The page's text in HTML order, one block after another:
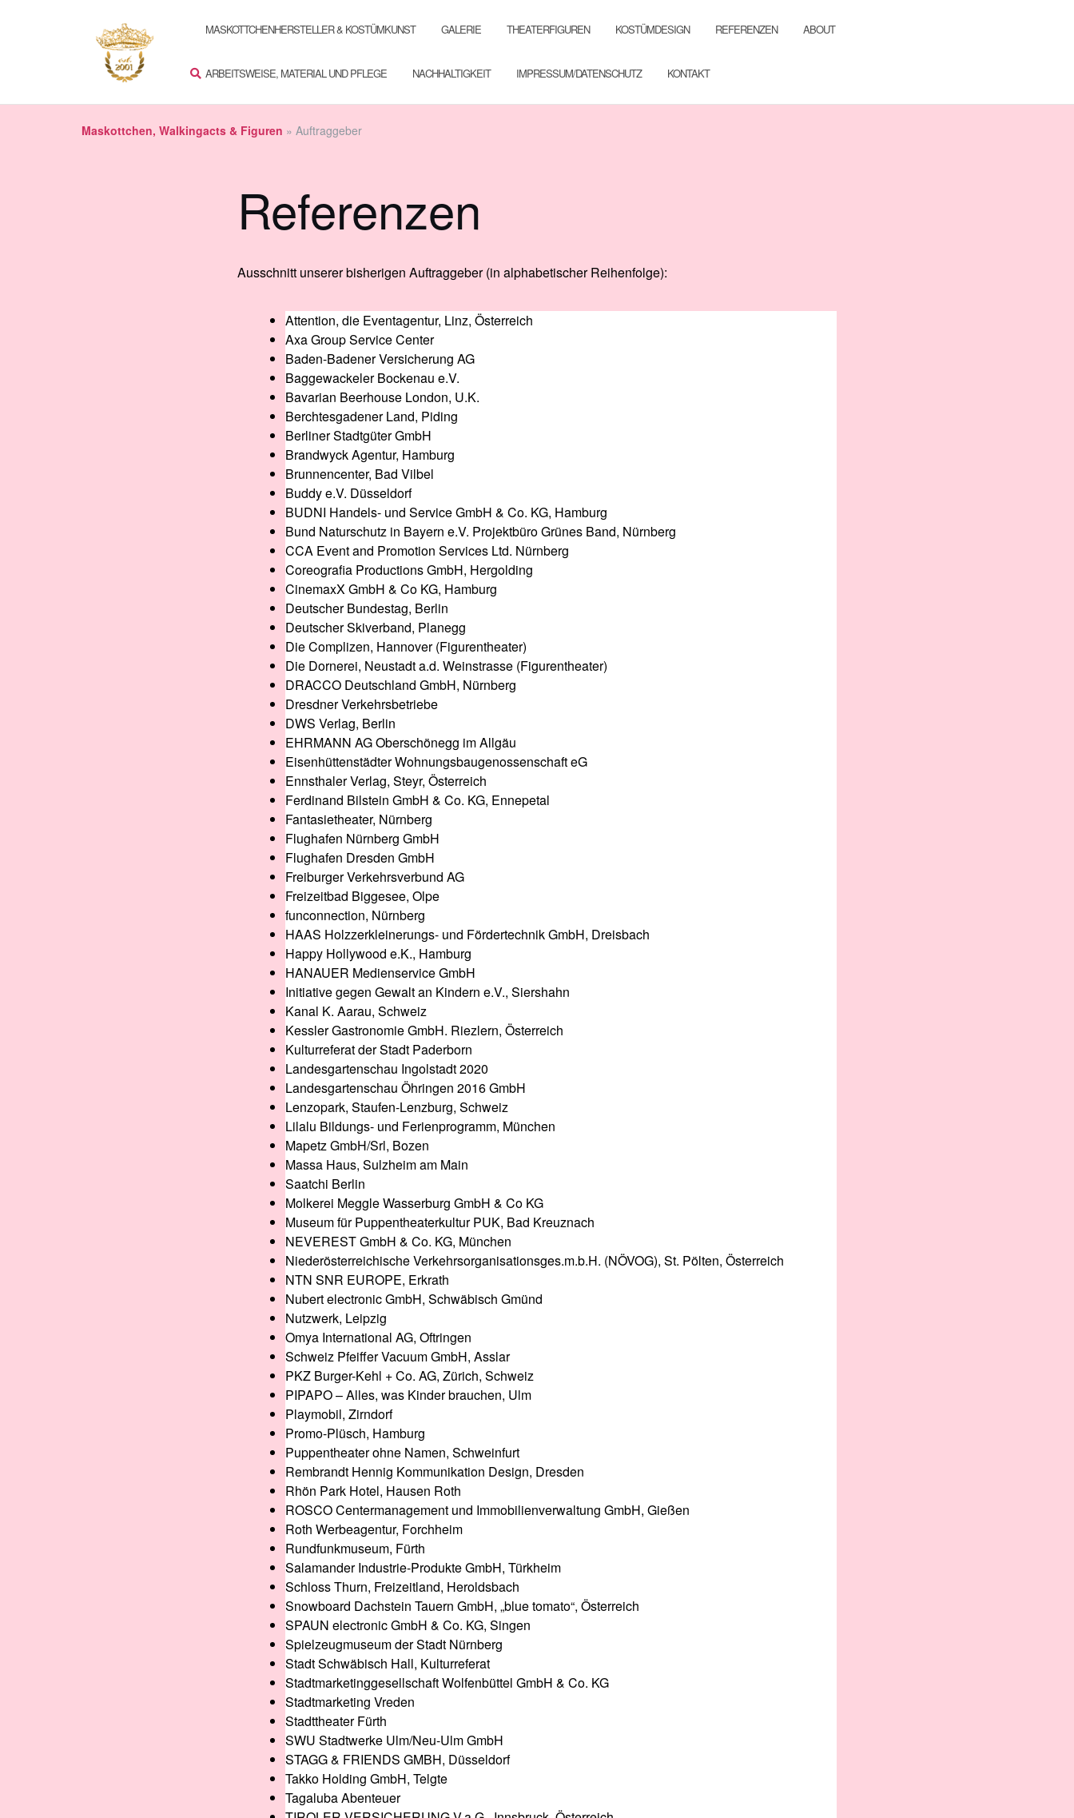
MASKOTTCHENHERSTELLER & KOSTÜMKUNST GALERIE THEATERFIGUREN KOSTÜMDESIGN REFERENZEN ABOUT
ARBEITSWEISE, MATERIAL UND PFLEGE NACHHALTIGKEIT IMPRESSUM/DATENSCHUTZ KONTAKT
Maskottchen, Walkingacts & Figuren » Auftraggeber
Referenzen
Ausschnitt unserer bisherigen Auftraggeber (in alphabetischer Reihenfolge):
Attention, die Eventagentur, Linz, Österreich
Axa Group Service Center
Baden-Badener Versicherung AG
Baggewackeler Bockenau e.V.
Bavarian Beerhouse London, U.K.
Berchtesgadener Land, Piding
Berliner Stadtgüter GmbH
Brandwyck Agentur, Hamburg
Brunnencenter, Bad Vilbel
Buddy e.V. Düsseldorf
BUDNI Handels- und Service GmbH & Co. KG, Hamburg
Bund Naturschutz in Bayern e.V. Projektbüro Grünes Band, Nürnberg
CCA Event and Promotion Services Ltd. Nürnberg
Coreografia Productions GmbH, Hergolding
CinemaxX GmbH & Co KG, Hamburg
Deutscher Bundestag, Berlin
Deutscher Skiverband, Planegg
Die Complizen, Hannover (Figurentheater)
Die Dornerei, Neustadt a.d. Weinstrasse (Figurentheater)
DRACCO Deutschland GmbH, Nürnberg
Dresdner Verkehrsbetriebe
DWS Verlag, Berlin
EHRMANN AG Oberschönegg im Allgäu
Eisenhüttenstädter Wohnungsbaugenossenschaft eG
Ennsthaler Verlag, Steyr, Österreich
Ferdinand Bilstein GmbH & Co. KG, Ennepetal
Fantasietheater, Nürnberg
Flughafen Nürnberg GmbH
Flughafen Dresden GmbH
Freiburger Verkehrsverbund AG
Freizeitbad Biggesee, Olpe
funconnection, Nürnberg
HAAS Holzzerkleinerungs- und Fördertechnik GmbH, Dreisbach
Happy Hollywood e.K., Hamburg
HANAUER Medienservice GmbH
Initiative gegen Gewalt an Kindern e.V., Siershahn
Kanal K. Aarau, Schweiz
Kessler Gastronomie GmbH. Riezlern, Österreich
Kulturreferat der Stadt Paderborn
Landesgartenschau Ingolstadt 2020
Landesgartenschau Öhringen 2016 GmbH
Lenzopark, Staufen-Lenzburg, Schweiz
Lilalu Bildungs- und Ferienprogramm, München
Mapetz GmbH/Srl, Bozen
Massa Haus, Sulzheim am Main
Saatchi Berlin
Molkerei Meggle Wasserburg GmbH & Co KG
Museum für Puppentheaterkultur PUK, Bad Kreuznach
NEVEREST GmbH & Co. KG, München
Niederösterreichische Verkehrsorganisationsges.m.b.H. (NÖVOG), St. Pölten, Österreich
NTN SNR EUROPE, Erkrath
Nubert electronic GmbH, Schwäbisch Gmünd
Nutzwerk, Leipzig
Omya International AG, Oftringen
Schweiz Pfeiffer Vacuum GmbH, Asslar
PKZ Burger-Kehl + Co. AG, Zürich, Schweiz
PIPAPO – Alles, was Kinder brauchen, Ulm
Playmobil, Zirndorf
Promo-Plüsch, Hamburg
Puppentheater ohne Namen, Schweinfurt
Rembrandt Hennig Kommunikation Design, Dresden
Rhön Park Hotel, Hausen Roth
ROSCO Centermanagement und Immobilienverwaltung GmbH, Gießen
Roth Werbeagentur, Forchheim
Rundfunkmuseum, Fürth
Salamander Industrie-Produkte GmbH, Türkheim
Schloss Thurn, Freizeitland, Heroldsbach
Snowboard Dachstein Tauern GmbH, „blue tomato“, Österreich
SPAUN electronic GmbH & Co. KG, Singen
Spielzeugmuseum der Stadt Nürnberg
Stadt Schwäbisch Hall, Kulturreferat
Stadtmarketinggesellschaft Wolfenbüttel GmbH & Co. KG
Stadtmarketing Vreden
Stadttheater Fürth
SWU Stadtwerke Ulm/Neu-Ulm GmbH
STAGG & FRIENDS GMBH, Düsseldorf
Takko Holding GmbH, Telgte
Tagaluba Abenteuer